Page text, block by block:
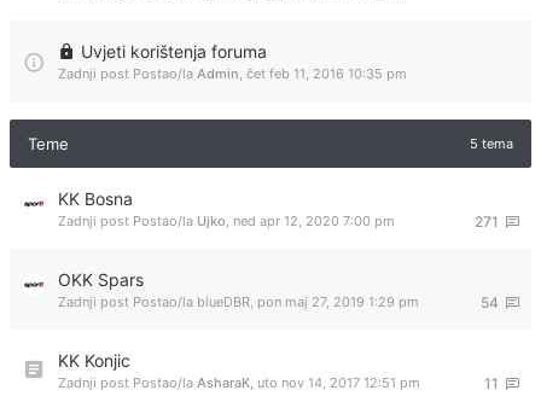
Uvjeti korištenja foruma
Zadnji post Postao/la Admin, čet feb 11, 2016 10:35 pm
Teme 5 tema
KK Bosna
271
Zadnji post Postao/la Ujko, ned apr 12, 2020 7:00 pm
OKK Spars
54
Zadnji post Postao/la blueDBR, pon maj 27, 2019 1:29 pm
KK Konjic
11
Zadnji post Postao/la AsharaK, uto nov 14, 2017 12:51 pm